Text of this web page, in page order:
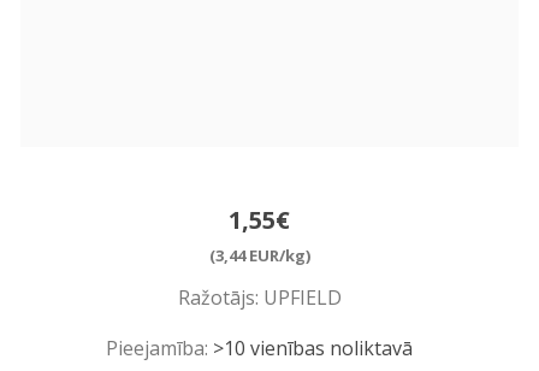
1,55€
(3,44 EUR/kg)
Ražotājs: UPFIELD
Pieejamība: >10 vienības noliktavā